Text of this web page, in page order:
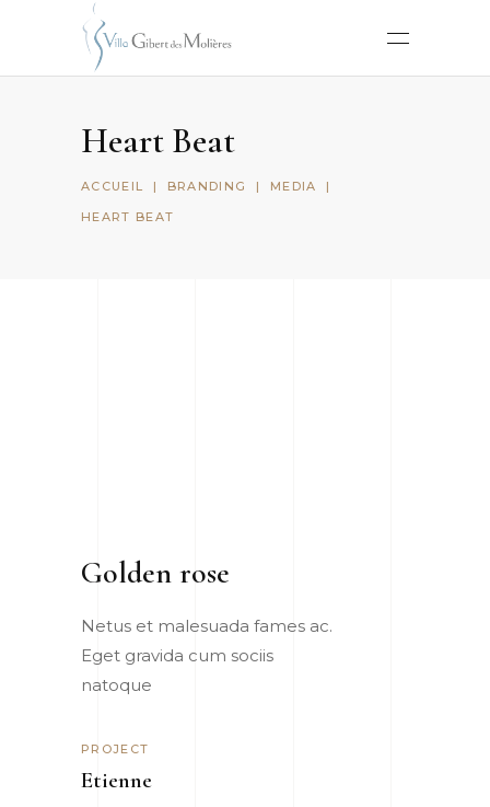
Heart Beat
ACCUEIL | BRANDING | MEDIA |
HEART BEAT
Golden rose
Netus et malesuada fames ac.
Eget gravida cum sociis
natoque
PROJECT
Etienne